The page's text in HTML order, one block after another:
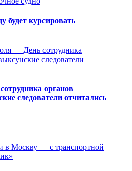
будет курсировать
органов
следователи отчитались